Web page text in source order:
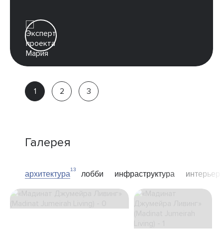
Эксперт
проекта
Галерея
архитектура
13
лобби инфраструктура интерьер